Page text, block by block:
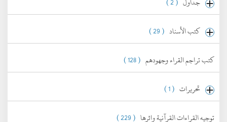
كتب الأسناد ( 29 )
كتب تراجم القراء وجهودهم ( 128 )
تحريرات ( 1 )
توجيه القراءات القرآنية واثرها ( 229 )